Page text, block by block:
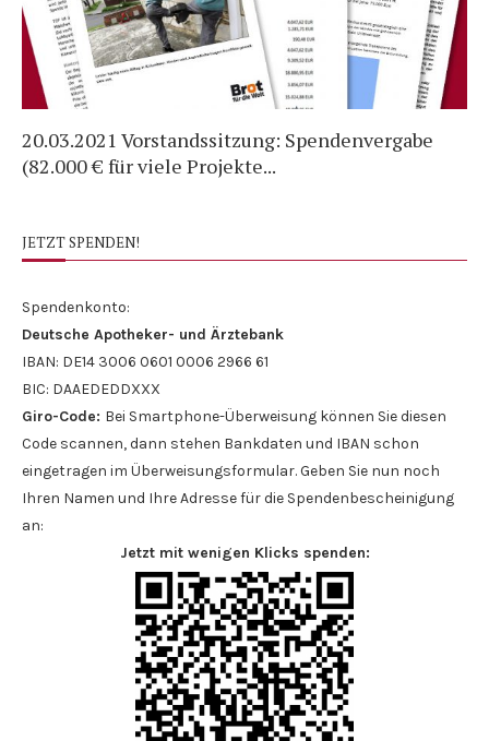
20.03.2021 Vorstandssitzung: Spendenvergabe
(82.000 € für viele Projekte...
JETZT SPENDEN!
Spendenkonto:
Deutsche Apotheker- und Ärztebank
IBAN: DE14 3006 0601 0006 2966 61
BIC: DAAEDEDDXXX
Giro-Code: Bei Smartphone-Überweisung können Sie diesen
Code scannen, dann stehen Bankdaten und IBAN schon
eingetragen im Überweisungsformular. Geben Sie nun noch
Ihren Namen und Ihre Adresse für die Spendenbescheinigung
an:
Jetzt mit wenigen Klicks spenden: